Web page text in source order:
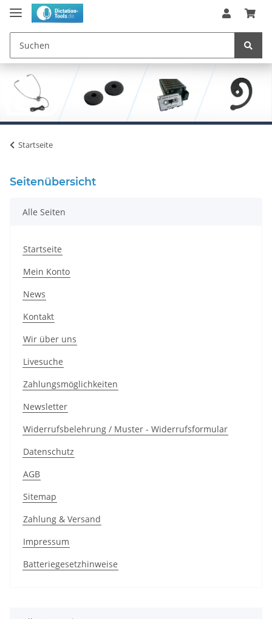
Startseite
Seitenübersicht
Alle Seiten
Startseite
Mein Konto
News
Kontakt
Wir über uns
Livesuche
Zahlungsmöglichkeiten
Newsletter
Widerrufsbelehrung / Muster - Widerrufsformular
Datenschutz
AGB
Sitemap
Zahlung & Versand
Impressum
Batteriegesetzhinweise